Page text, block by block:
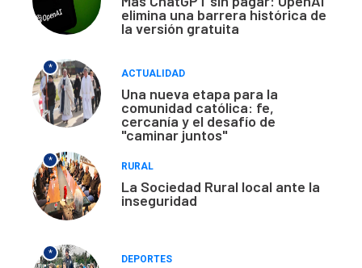
elimina una barrera histórica de
la versión gratuita
*
ACTUALIDAD
Una nueva etapa para la
comunidad católica: fe,
cercanía y el desafío de
"caminar juntos"
*
RURAL
La Sociedad Rural local ante la
inseguridad
*
DEPORTES